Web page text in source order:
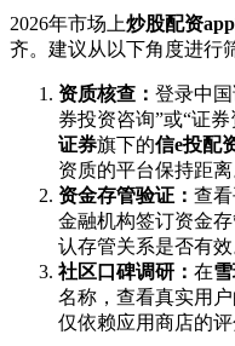
2026年市场上炒股配资app
齐。建议从以下角度进行
资质核查： 登录中
券投资咨询”或“证
证券旗下的信e投配
资质的平台保持距离
资金存管验证： 查
金融机构签订资金
认存管关系是否有效
社区口碑调研： 在
名称，查看真实用
仅依赖应用商店的评